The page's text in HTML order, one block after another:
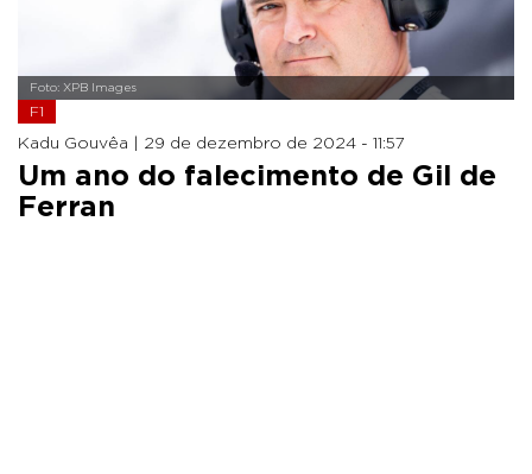
Foto: XPB Images
F1
Kadu Gouvêa | 29 de dezembro de 2024 - 11:57
Um ano do falecimento de Gil de
Ferran